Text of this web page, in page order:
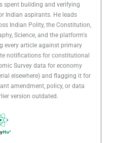
spent building and verifying
Indian aspirants. He leads
Indian Polity, the Constitution,
Science, and the platform's
every article against primary
notifications for constitutional
Survey data for economy
elsewhere) and flagging it for
amendment, policy, or data
version outdated.